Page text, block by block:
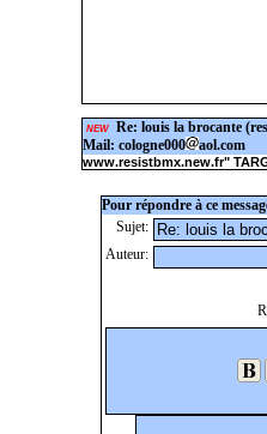
NEW Re: louis la brocante
Mail: cologne000
aol.com
www.resistbmx.new.fr"
Pour répondre à ce
Sujet:
Auteur: